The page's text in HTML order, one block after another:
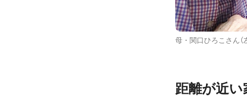
母・関口ひろこさん
距離が近